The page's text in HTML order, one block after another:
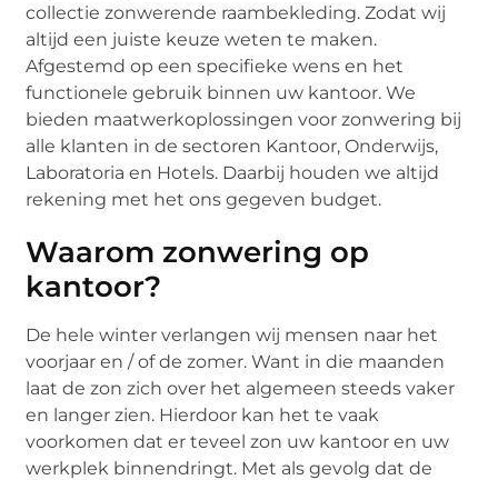
collectie zonwerende raambekleding. Zodat wij
altijd een juiste keuze weten te maken.
Afgestemd op een specifieke wens en het
functionele gebruik binnen uw kantoor. We
bieden maatwerkoplossingen voor zonwering bij
alle klanten in de sectoren Kantoor, Onderwijs,
Laboratoria en Hotels. Daarbij houden we altijd
rekening met het ons gegeven budget.
Waarom zonwering op
kantoor?
De hele winter verlangen wij mensen naar het
voorjaar en / of de zomer. Want in die maanden
laat de zon zich over het algemeen steeds vaker
en langer zien. Hierdoor kan het te vaak
voorkomen dat er teveel zon uw kantoor en uw
werkplek binnendringt. Met als gevolg dat de